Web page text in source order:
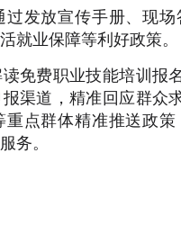
发放宣传手册、现
就业保障等利好政策。
免费职业技能培训
渠道，精准回应群众
重点群体精准推送政
务。